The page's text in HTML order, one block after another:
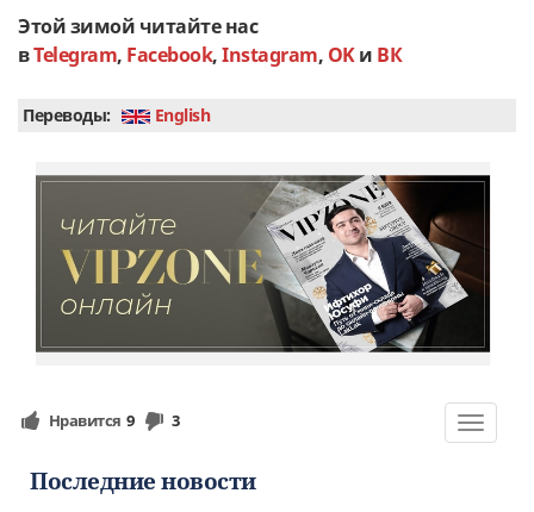
Этой зимой читайте нас
вTelegram, Facebook,Instagram, OKи ВК
Переводы: English
Toggle
Нравится 9 3
Последние новости